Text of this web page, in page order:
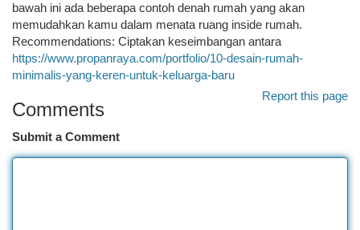
bawah ini ada beberapa contoh denah rumah yang akan
memudahkan kamu dalam menata ruang inside rumah.
Recommendations: Ciptakan keseimbangan antara
https://www.propanraya.com/portfolio/10-desain-rumah-
minimalis-yang-keren-untuk-keluarga-baru
Report this page
Comments
Submit a Comment